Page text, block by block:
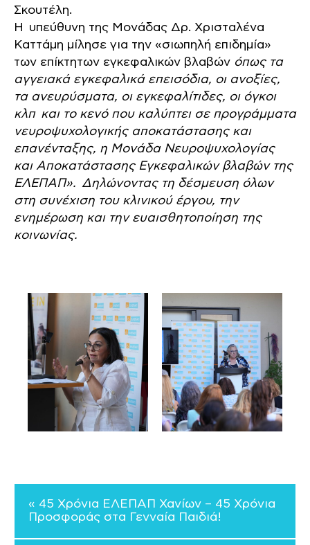
Σκουτέλη.
Η υπεύθυνη της Μονάδας Δρ. Χρισταλένα
Καττάμη μίλησε για την «σιωπηλή επιδημία»
των επίκτητων εγκεφαλικών βλαβών όπως τα
αγγειακά εγκεφαλικά επεισόδια, οι ανοξίες,
τα ανευρύσματα, οι εγκεφαλίτιδες, οι όγκοι
κλπ και το κενό που καλύπτει σε προγράμματα
νευροψυχολογικής αποκατάστασης και
επανένταξης, η Μονάδα Νευροψυχολογίας
και Αποκατάστασης Εγκεφαλικών βλαβών της
ΕΛΕΠΑΠ». Δηλώνοντας τη δέσμευση όλων
στη συνέχιση του κλινικού έργου, την
ενημέρωση και την ευαισθητοποίηση της
κοινωνίας.
« 45 Χρόνια ΕΛΕΠΑΠ Χανίων – 45 Χρόνια
Προσφοράς στα Γενναία Παιδιά!